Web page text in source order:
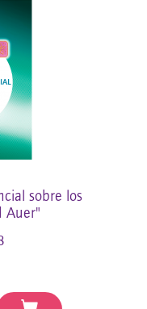
sobre los
Auer"